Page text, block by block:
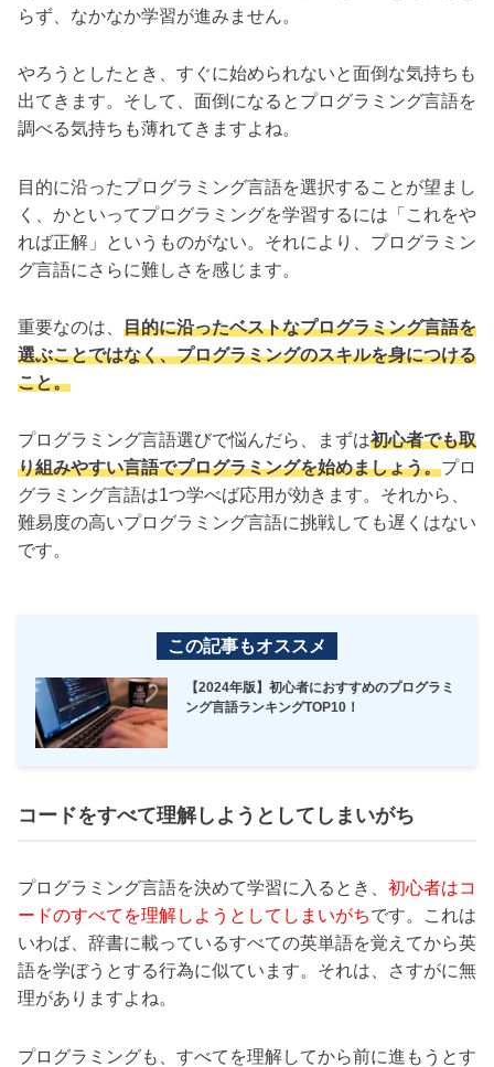
らず、なかなか学習が進みません。
やろうとしたとき、すぐに始められないと面倒な気持ちも
出てきます。そして、面倒になるとプログラミング言語を
調べる気持ちも薄れてきますよね。
目的に沿ったプログラミング言語を選択することが望まし
く、かといってプログラミングを学習するには「これをや
れば正解」というものがない。それにより、プログラミン
グ言語にさらに難しさを感じます。
重要なのは、 目的に沿ったベストなプログラミング言語を
選ぶことではなく、プログラミングのスキルを身につける
こと。
プログラミング言語選びで悩んだら、まずは初心者でも取
り組みやすい言語でプログラミングを始めましょう。プロ
グラミング言語は1つ学べば応用が効きます。それから、
難易度の高いプログラミング言語に挑戦しても遅くはない
です。
この記事もオススメ
【2024年版】初心者におすすめのプログラミ
ング言語ランキングTOP10！
コードをすべて理解しようとしてしまいがち
プログラミング言語を決めて学習に入るとき、 初心者はコ
ードのすべてを理解しようとしてしまいがちです。これは
いわば、辞書に載っているすべての英単語を覚えてから英
語を学ぼうとする行為に似ています。それは、さすがに無
理がありますよね。
プログラミングも、すべてを理解してから前に進もうとす